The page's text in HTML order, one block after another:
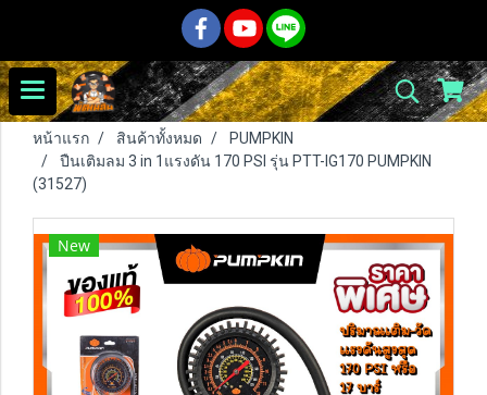
หน้าแรก สินค้าทั้งหมด
PUMPKIN
ปืนเติมลม 3 in 1แรงดัน 170 PSI รุ่น PTT-IG170 PUMPKIN
(31527)
New